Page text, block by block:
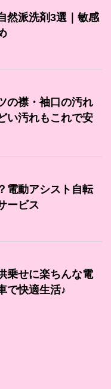
然派洗剤3選｜敏感
の襟・袖口の汚れ
い汚れもこれで安
電動アシスト自転
ービス
乗せに楽ちんな電
で快適生活♪